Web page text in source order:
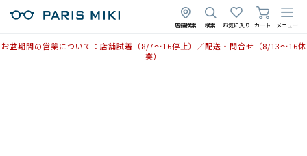
店舗検索 検索 お気に入り カート メニュー
お盆期間の営業について：店舗試着（8/7〜16停止）／配送・問合せ（8/13〜16休
業）
2025年7月11日